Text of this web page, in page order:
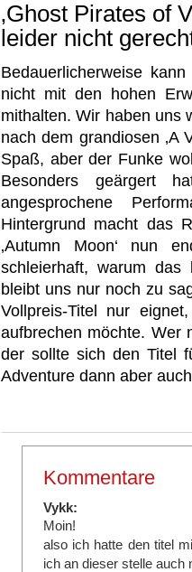
‚Ghost Pirates of
leider nicht
Bedauerlicherweise
nicht mit den hohen
mithalten. Wir haben uns
nach dem grandiosen ‚A
Spaß, aber der Funke
Besonders geärgert
angesprochene
Hintergrund macht das
‚Autumn Moon‘ nun
schleierhaft, warum das
bleibt uns nur noch zu
Vollpreis-Titel nur
aufbrechen möchte. Wer
der sollte sich den Titel
Adventure dann aber
Kommentare
Vykk:
Moin!
also ich hatte den titel
ich an dieser stelle auch